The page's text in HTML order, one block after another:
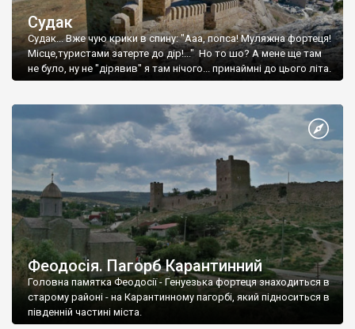
Судак
Судак... Вже чую крики в спину: "Ааа, попса! Муляжна фортеця!
Місце,туристами затерте до дір!..." Но то шо? А мене ще там
не було, ну не "дірявив" я там нічого... принаймні до цього літа.
Феодосія. Пагорб Карантинний
Головна памятка Феодосії - Генуезька фортеця знаходиться в
старому районі - на Карантинному пагорбі, який підноситься в
південній частині міста.